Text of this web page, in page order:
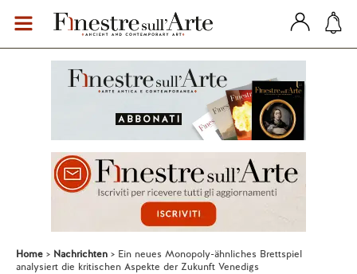
Home Nachrichten
Ein neues Monopoly-ähnliches Brettspiel
analysiert die kritischen Aspekte der Zukunft Venedigs